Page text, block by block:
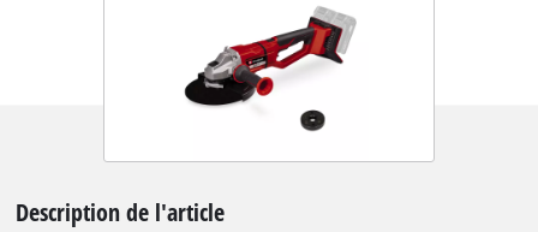
Description de l'article